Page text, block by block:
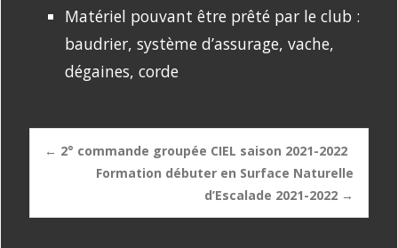
Matériel pouvant être prêté par le club :
baudrier, système d’assurage, vache,
dégaines, corde
Post
navigation
← 2° commande groupée CIEL saison 2021-2022
Formation débuter en Surface Naturelle
d’Escalade 2021-2022 →